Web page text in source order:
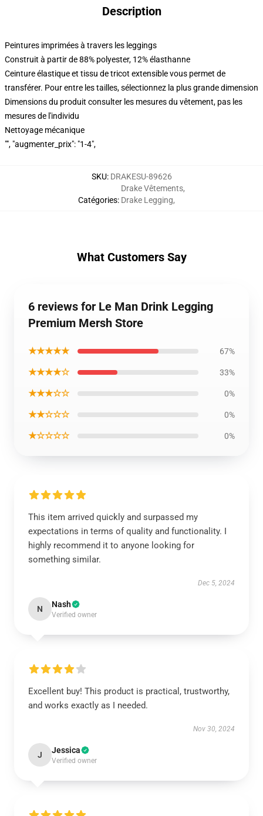
Description
Peintures imprimées à travers les leggings
Construit à partir de 88% polyester, 12% élasthanne
Ceinture élastique et tissu de tricot extensible vous permet de
transférer. Pour entre les tailles, sélectionnez la plus grande dimension
Dimensions du produit consulter les mesures du vêtement, pas les
mesures de l'individu
Nettoyage mécanique
"", "augmenter_prix": "1-4",
SKU: DRAKESU-89626
Catégories:
Drake Vêtements,
Drake Legging,
What Customers Say
6 reviews for Le Man Drink Legging
Premium Mersh Store
★★★★★ 67%
★★★★☆ 33%
★★★☆☆ 0%
★★☆☆☆ 0%
★☆☆☆☆ 0%
This item arrived quickly and surpassed my
expectations in terms of quality and functionality. I
highly recommend it to anyone looking for
something similar.
Dec 5, 2024
N Nash
Verified owner
Excellent buy! This product is practical, trustworthy,
and works exactly as I needed.
Nov 30, 2024
J Jessica
Verified owner